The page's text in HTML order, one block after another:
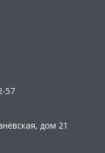
57
дом 21